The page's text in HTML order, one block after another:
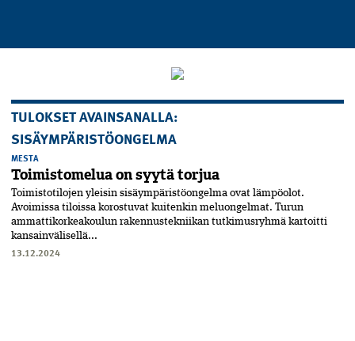
TULOKSET AVAINSANALLA:
SISÄYMPÄRISTÖONGELMA
MESTA
Toimistomelua on syytä torjua
Toimistotilojen yleisin sisä­ympäristöongelma ovat lämpöolot.
Avoimissa tiloissa korostuvat kuitenkin meluongelmat. Turun
ammattikorkeakoulun rakennustekniikan tutkimusryhmä kartoitti
kansainvälisellä...
13.12.2024